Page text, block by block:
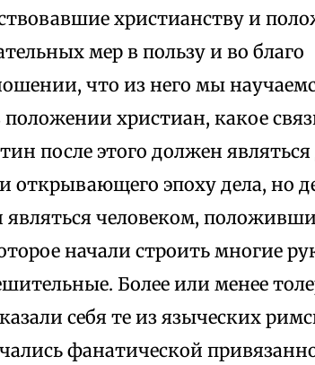
христианству и
мер в пользу и во благо
что из него мы
христиан, какое
после этого должен являться
открывающего эпоху дела, но
являться человеком,
начали строить многие
Более или менее
себя те из языческих
фанатической